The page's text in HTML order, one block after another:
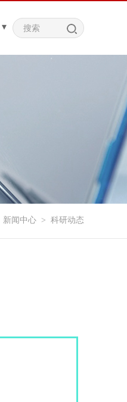
新闻中心 > 科研动态